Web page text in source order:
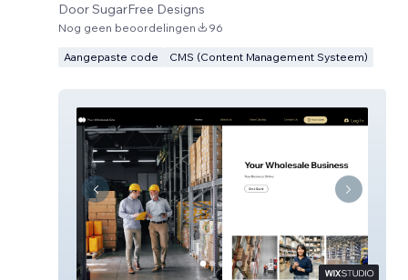
DoorSugarFree Designs
Nog geen beoordelingen 96
Aangepaste code CMS (Content Management Systeem)